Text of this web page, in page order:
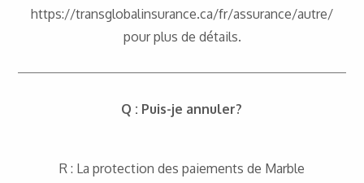
https://transglobalinsurance.ca/fr/assurance/autre/
pour plus de détails.
Q : Puis-je annuler?
R : La protection des paiements de Marble